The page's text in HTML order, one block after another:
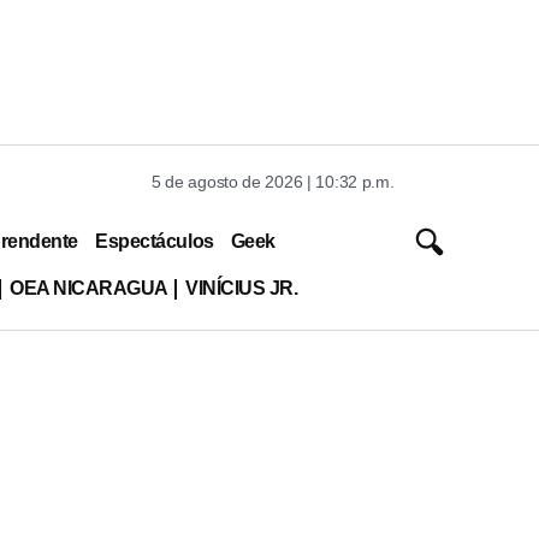
5 de agosto de 2026 | 10:32 p.m.
Espectáculos Geek
OEA NICARAGUA VINÍCIUS JR.